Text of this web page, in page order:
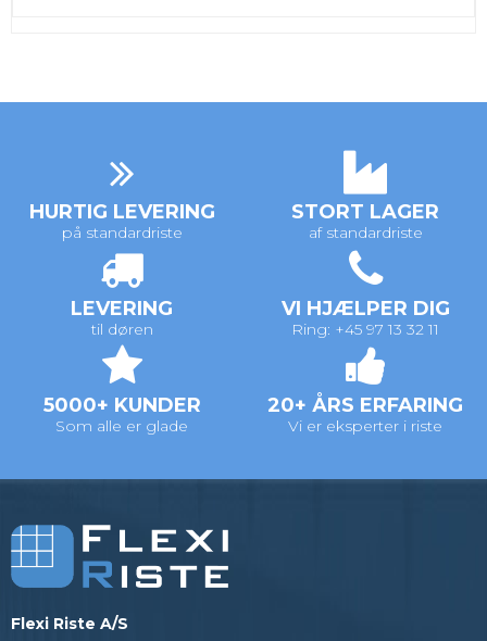
HURTIG LEVERING
på standardriste
STORT LAGER
af standardriste
LEVERING
til døren
VI HJÆLPER DIG
Ring: +45 97 13 32 11
5000+ KUNDER
Som alle er glade
20+ ÅRS ERFARING
Vi er eksperter i riste
Flexi Riste A/S